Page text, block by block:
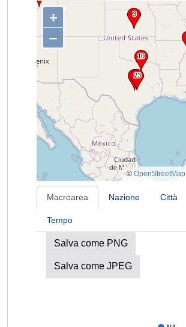
+
–
© OpenStreetMap
Macroarea Nazione Città
Tempo
Salva come PNG
Salva come JPEG